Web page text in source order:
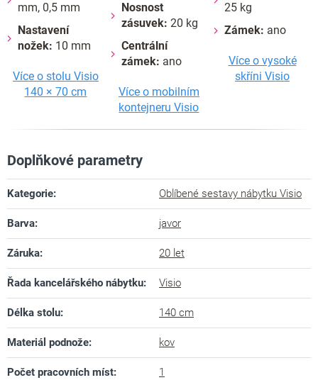
mm, 0,5 mm
Nastavení
nožek: 10 mm
Více o stolu Visio
140 × 70 cm
Nosnost
zásuvek: 20 kg
Centrální
zámek: ano
Více o mobilním
kontejneru Visio
25 kg
Zámek: ano
Více o vysoké
skříni Visio
Doplňkové parametry
Kategorie: Oblíbené sestavy nábytku Visio
Barva: javor
Záruka: 20 let
Řada kancelářského nábytku: Visio
Délka stolu: 140 cm
Materiál podnože: kov
Počet pracovních míst: 1